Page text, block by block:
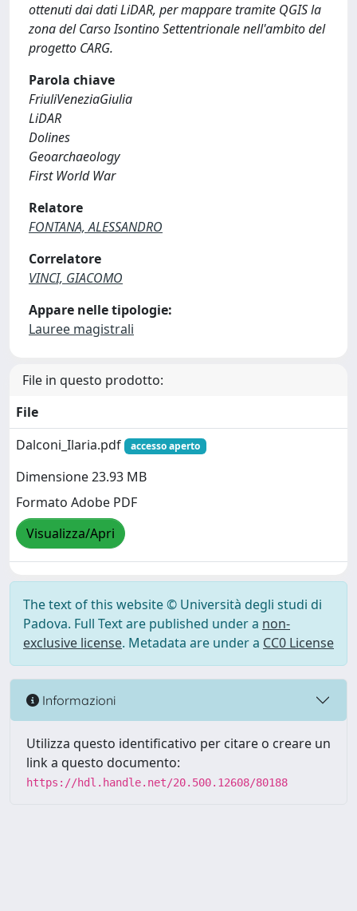
ottenuti dai dati LiDAR, per mappare tramite QGIS la
zona del Carso Isontino Settentrionale nell'ambito del
progetto CARG.
Parola chiave
FriuliVeneziaGiulia
LiDAR
Dolines
Geoarchaeology
First World War
Relatore
FONTANA, ALESSANDRO
Correlatore
VINCI, GIACOMO
Appare nelle tipologie:
Lauree magistrali
File in questo prodotto:
File
Dalconi_Ilaria.pdf
accesso aperto
Dimensione 23.93 MB
Formato Adobe PDF
Visualizza/Apri
The text of this website © Università degli studi di
Padova. Full Text are published under a non-
exclusive license. Metadata are under a CC0 License
Informazioni
Utilizza questo identificativo per citare o creare un
link a questo documento:
https://hdl.handle.net/20.500.12608/80188